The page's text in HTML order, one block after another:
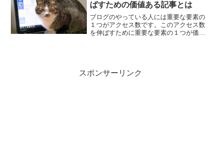
ばすための価値ある記事とは
ブログのやっている人には重要な要素の
１つがアクセス数です。このアクセス数
を伸ばすために重要な要素の１つが価値
スポンサーリンク